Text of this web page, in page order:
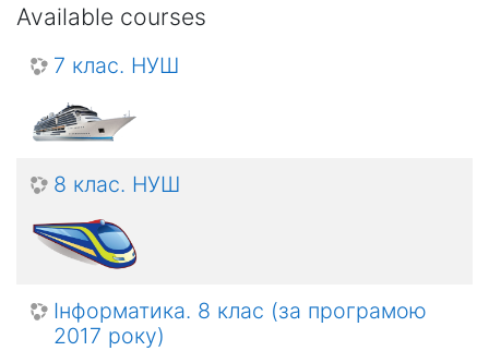
Available courses
7 клас. НУШ
8 клас. НУШ
Інформатика. 8 клас (за програмою
2017 року)